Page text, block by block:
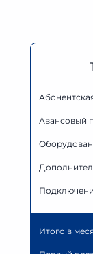
Авансовый
Итого в